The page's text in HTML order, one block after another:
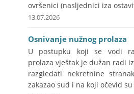
ovršenici (nasljednici iza
13.07.2026
Osnivanje nužnog prolaza
U postupku koji se vodi
prolaza vještak je dužan radi
razgledati nekretnine
zakazao sud i na koji očevid